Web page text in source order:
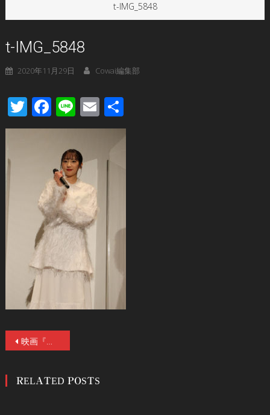
t-IMG_5848
t-IMG_5848
2020年11月29日 Cowai編集部
Twitter
Facebook
LineEmail
有
投
ナ
映画『真･鮫島事件』初日舞台挨拶リポート！武田玲奈、鶴見萌、清水理子（虹のコンキスタドール）、永江二朗監督が登壇！武田「新しいタイプのホラーです」、監督も「感無量」
RELATED POSTS